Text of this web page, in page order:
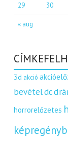
« aug
29 30
3d akció
bevételdc
horrorelőzetes